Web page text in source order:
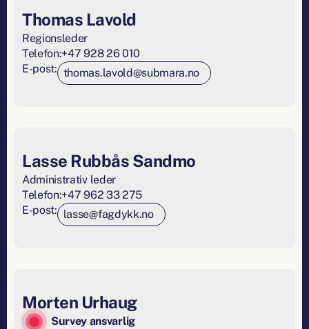
Thomas Lavold
Regionsleder
Telefon:+47 928 26 010
E-post: thomas.lavold@submara.no
Lasse Rubbås Sandmo
Administrativ leder
Telefon:+47 962 33 275
E-post: lasse@fagdykk.no
Morten Urhaug
Survey ansvarlig